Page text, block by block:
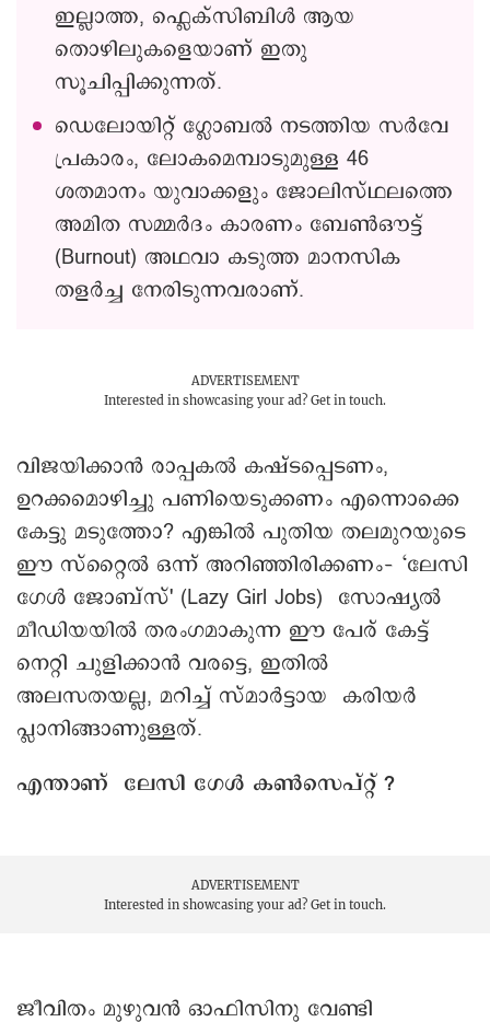
ഇല്ലാത്ത, ഫ്ലെക്സിബിൾ ആയ
തൊഴിലുകളെയാണ് ഇതു
സൂചിപ്പിക്കുന്നത്.
ഡെലോയിറ്റ് ഗ്ലോബൽ നടത്തിയ സർവേ
പ്രകാരം, ലോകമെമ്പാടുമുള്ള 46
ശതമാനം യുവാക്കളും ജോലിസ്ഥലത്തെ
അമിത സമ്മർദം കാരണം ബേൺഔട്ട്
(Burnout) അഥവാ കടുത്ത മാനസിക
തളർച്ച നേരിടുന്നവരാണ്.
ADVERTISEMENT
Interested in showcasing your ad? Get in touch.
വിജയിക്കാൻ രാപ്പകൽ കഷ്ടപ്പെടണം,
ഉറക്കമൊഴിച്ചു പണിയെടുക്കണം എന്നൊക്കെ
കേട്ടു മടുത്തോ? എങ്കിൽ പുതിയ തലമുറയുടെ
ഈ സ്റ്റൈൽ ഒന്ന് അറിഞ്ഞിരിക്കണം– ‘ലേസി
ഗേൾ ജോബ്സ്' (Lazy Girl Jobs) സോഷ്യൽ
മീഡിയയിൽ തരംഗമാകുന്ന ഈ പേര് കേട്ട്
നെറ്റി ചുളിക്കാൻ വരട്ടെ, ഇതിൽ
അലസതയല്ല, മറിച്ച് സ്മാർട്ടായ കരിയർ
പ്ലാനിങ്ങാണുള്ളത്.
എന്താണ് ലേസി ഗേൾ കൺസെപ്റ്റ് ?
ADVERTISEMENT
Interested in showcasing your ad? Get in touch.
ജീവിതം മുഴുവൻ ഓഫിസിനു വേണ്ടി